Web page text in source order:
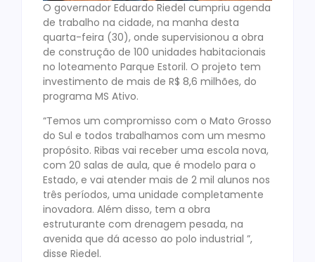
O governador Eduardo Riedel cumpriu agenda
de trabalho na cidade, na manha desta
quarta-feira (30), onde supervisionou a obra
de construção de 100 unidades habitacionais
no loteamento Parque Estoril. O projeto tem
investimento de mais de R$ 8,6 milhões, do
programa MS Ativo.
“Temos um compromisso com o Mato Grosso
do Sul e todos trabalhamos com um mesmo
propósito. Ribas vai receber uma escola nova,
com 20 salas de aula, que é modelo para o
Estado, e vai atender mais de 2 mil alunos nos
três períodos, uma unidade completamente
inovadora. Além disso, tem a obra
estruturante com drenagem pesada, na
avenida que dá acesso ao polo industrial ”,
disse Riedel.